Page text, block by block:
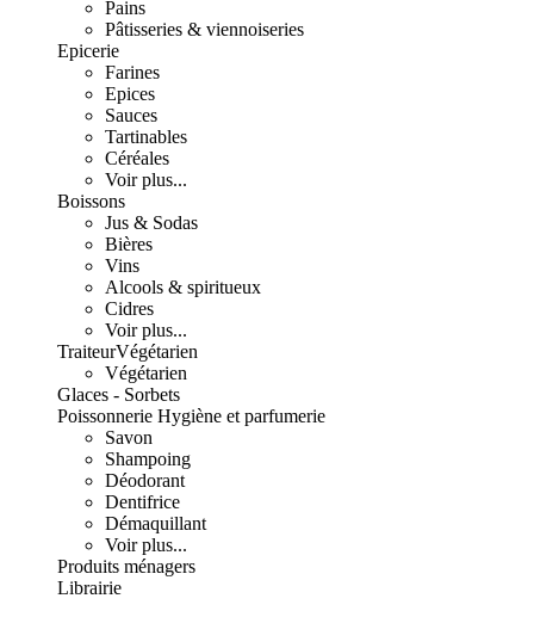
Pains
Pâtisseries & viennoiseries
Epicerie
Farines
Epices
Sauces
Tartinables
Céréales
Voir plus...
Boissons
Jus & Sodas
Bières
Vins
Alcools & spiritueux
Cidres
Voir plus...
TraiteurVégétarien
Végétarien
Glaces - Sorbets
Poissonnerie Hygiène et parfumerie
Savon
Shampoing
Déodorant
Dentifrice
Démaquillant
Voir plus...
Produits ménagers
Librairie